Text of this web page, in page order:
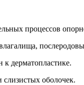
процессов
дерматопластике.
оболочек.